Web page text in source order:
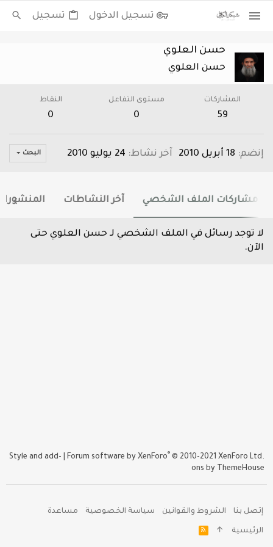
تسجيل الدخول تسجيل
حسن العلوي
حسن العلوي
المشاركات
59
مستوى التفاعل
0
النقاط
0
إنضم 18 أبريل 2010 آخر نشاط 24 يوليو 2010 البحث
مشاركات الملف الشخصي آخر النشاطات
لا توجد رسائل في الملف الشخصي لـ حسن العلوي حتى
الآن.
إتصل بنا الشروط والقوانين سياسة الخصوصية مساعدة
الرئيسية
Forum software by XenForo® © 2010-2021 XenForo Ltd.
Style and add-
ons by ThemeHouse